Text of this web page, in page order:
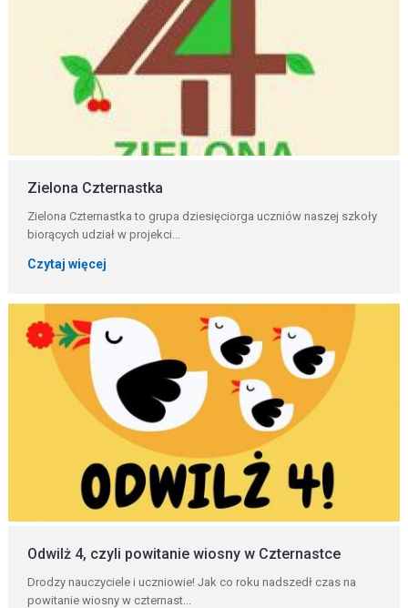
Zielona Czternastka
Zielona Czternastka to grupa dziesięciorga uczniów naszej szkoły
biorących udział w projekci...
Czytaj więcej
Odwilż 4, czyli powitanie wiosny w Czternastce
Drodzy nauczyciele i uczniowie! Jak co roku nadszedł czas na
powitanie wiosny w czternast...